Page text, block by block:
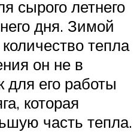
сырого летнего
дня. Зимой
тепла
он не в
для его работы
которая
часть тепла.